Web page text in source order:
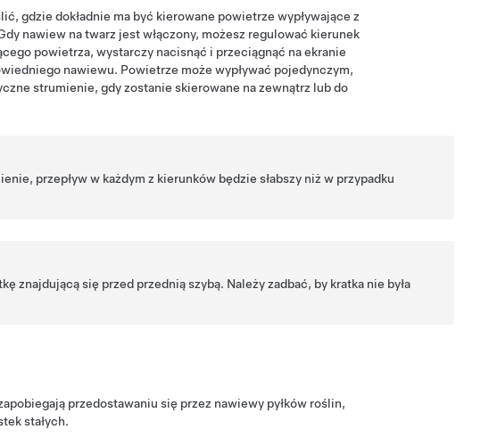
gdzie dokładnie ma być kierowane powietrze wypływające z
nawiew na twarz jest włączony, możesz regulować kierunek
powietrza, wystarczy nacisnąć i przeciągnąć na ekranie
nawiewu. Powietrze może wypływać pojedynczym,
strumienie, gdy zostanie skierowane na zewnątrz lub do
przepływ w każdym z kierunków będzie słabszy niż w przypadku
znajdującą się przed przednią szybą. Należy zadbać, by kratka nie była
przedostawaniu się przez nawiewy pyłków roślin,
stałych.